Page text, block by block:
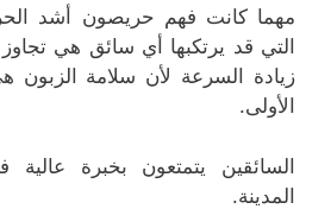
مهما كانت فهم حريصون أشد
التي قد يرتكبها أي سائق هي تجاوز
زيادة السرعة لأن سلامة الزبون
الأولى.
السائقين يتمتعون بخبرة
المدينة.